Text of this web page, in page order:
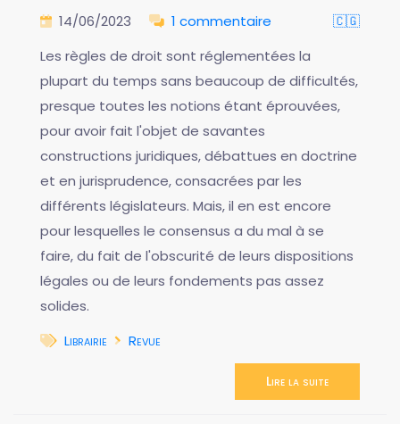
14/06/2023 1 commentaire
🇨🇬
Les règles de droit sont réglementées la
plupart du temps sans beaucoup de difficultés,
presque toutes les notions étant éprouvées,
pour avoir fait l'objet de savantes
constructions juridiques, débattues en doctrine
et en jurisprudence, consacrées par les
différents législateurs. Mais, il en est encore
pour lesquelles le consensus a du mal à se
faire, du fait de l'obscurité de leurs dispositions
légales ou de leurs fondements pas assez
solides.
Librairie
Revue
Lire la suite